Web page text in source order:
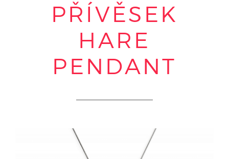
PŘÍVĚSEK
HARE
PENDANT